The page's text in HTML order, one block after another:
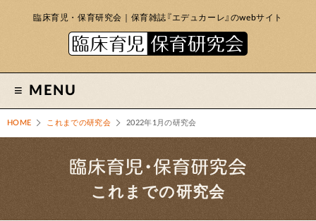
臨床育児・保育研究会｜保育雑誌『エデュカーレ』のwebサイト
MENU
HOME これまでの研究会 2022年1月の研究会
これまでの研究会